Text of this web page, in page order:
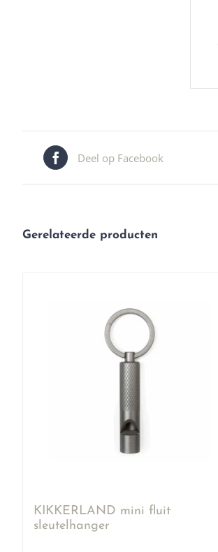
Deel op Facebook
Gerelateerde producten
KIKKERLAND mini fluit
sleutelhanger